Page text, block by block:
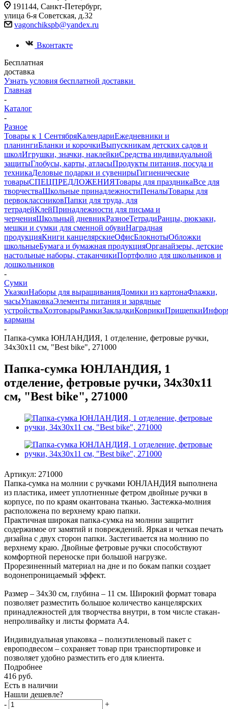
191144, Санкт-Петербург,
улица 6-я Советская, д.32
vagonchikspb@yandex.ru
Вконтакте
Бесплатная
доставка
Узнать условия бесплатной доставки
Главная
-
Каталог
-
Разное
Товары к 1 СентябряКалендариЕжедневники и
планингиБланки и корочкиВыпускникам детских садов и
школИгрушки, значки, наклейкиСредства индивидуальной
защитыГлобусы, карты, атласыПродукты питания, посуда и
техникаДеловые подарки и сувенирыГигиенические
товарыСПЕЦПРЕДЛОЖЕНИЯТовары для праздникаВсе для
творчестваШкольные принадлежностиПеналыТовары для
первоклассниковПапки для труда, для
тетрадейКлейПринадлежности для письма и
черченияШкольный дневникРазноеТетрадиРанцы, рюкзаки,
мешки и сумки для сменной обувиНаградная
продукцияКниги канцелярскиеОфисБлокнотыОбложки
школьныеБумага и бумажная продукцияОрганайзеры, детские
настольные наборы, стаканчикиПортфолио для школьников и
дошкольников
-
Сумки
УказкиНаборы для выращиванияДомики из картонаФлажки,
часыУпаковкаЭлементы питания и зарядные
устройстваХозтоварыРамкиЗакладкиКоврикиПрищепки
карманы
-
Папка-сумка ЮНЛАНДИЯ, 1 отделение, фетровые ручки,
34х30х11 см, "Best bike", 271000
Папка-сумка ЮНЛАНДИЯ, 1
отделение, фетровые ручки, 34х30х11
см, "Best bike", 271000
Артикул: 271000
Папка-сумка на молнии с ручками ЮНЛАНДИЯ выполнена
из пластика, имеет уплотненные фетром двойные ручки в
корпусе, по по краям окантована тканью. Застежка-молния
расположена по верхнему краю папки.
Практичная широкая папка-сумка на молнии защитит
содержимое от замятий и повреждений. Яркая и четкая печать
дизайна с двух сторон папки. Застегивается на молнию по
верхнему краю. Двойные фетровые ручки способствуют
комфортной переноске при большой нагрузке.
Прорезиненный материал на дне и по бокам папки создает
водонепроницаемый эффект.
Размер – 34х30 см, глубина – 11 см. Широкий формат товара
позволяет разместить большое количество канцелярских
принадлежностей для творчества внутри, в том числе стакан-
непроливайку и листы формата А4.
Индивидуальная упаковка – полиэтиленовый пакет с
европодвесом – сохраняет товар при транспортировке и
позволяет удобно разместить его для клиента.
Подробнее
416 руб.
Есть в наличии
Нашли дешевле?
-
+